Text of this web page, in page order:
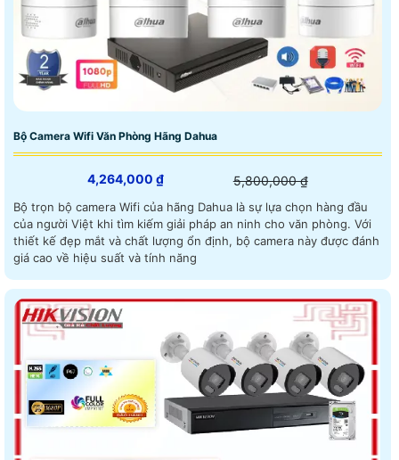
Bộ Camera Wifi Văn Phòng Hãng Dahua
4,264,000 ₫ 5,800,000 ₫
Bộ trọn bộ camera Wifi của hãng Dahua là sự lựa chọn hàng đầu
của người Việt khi tìm kiếm giải pháp an ninh cho văn phòng. Với
thiết kế đẹp mắt và chất lượng ổn định, bộ camera này được đánh
giá cao về hiệu suất và tính năng